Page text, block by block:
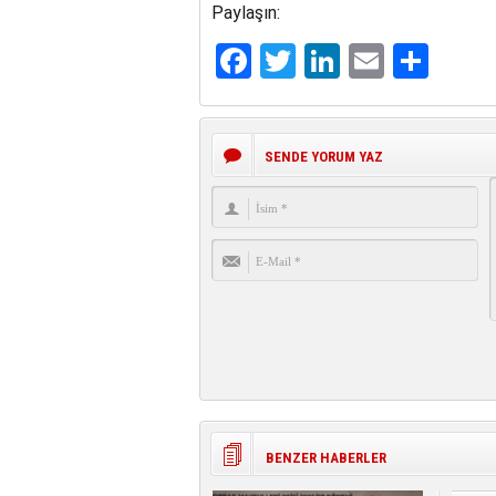
Paylaşın:
Facebook
Twitter
LinkedIn
Email
SENDE YORUM YAZ
BENZER HABERLER